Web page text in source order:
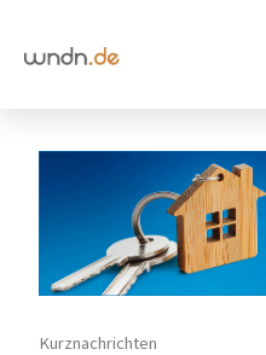
Kurznachrichten